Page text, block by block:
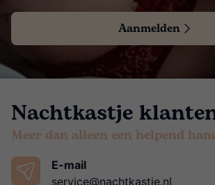
Aanmelden
Nachtkastje
Meer dan alleen een helpend
E-mail
service@nachtkastje.nl